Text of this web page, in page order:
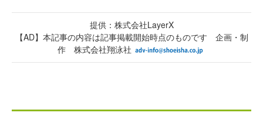
提供：株式会社LayerX
【AD】本記事の内容は記事掲載開始時点のものです 企画・制
作 株式会社翔泳社